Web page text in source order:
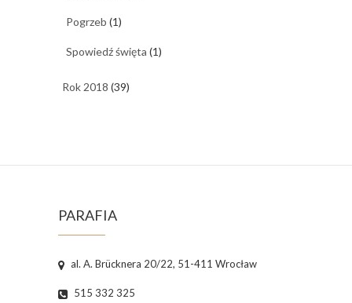
Pogrzeb (1)
Spowiedź święta (1)
Rok 2018 (39)
PARAFIA
al. A. Brücknera 20/22, 51-411 Wrocław
515 332 325